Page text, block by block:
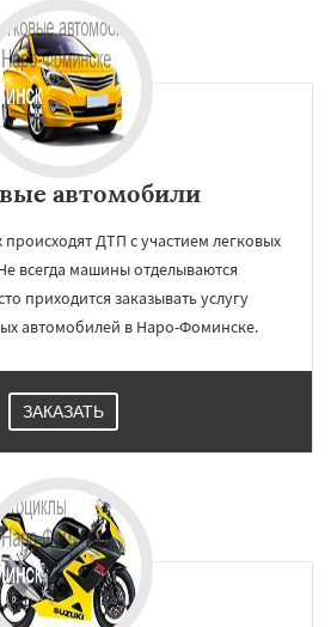
автомобили
ДТП с участием легковых
всегда машины отделываются
приходится заказывать услугу
автомобилей в Наро-Фоминске.
ЗАКАЗАТЬ